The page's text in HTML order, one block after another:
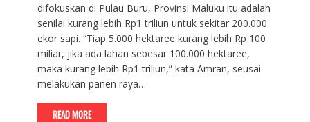
difokuskan di Pulau Buru, Provinsi Maluku itu adalah
senilai kurang lebih Rp1 triliun untuk sekitar 200.000
ekor sapi. “Tiap 5.000 hektaree kurang lebih Rp 100
miliar, jika ada lahan sebesar 100.000 hektaree,
maka kurang lebih Rp1 triliun,” kata Amran, seusai
melakukan panen raya…
READ MORE